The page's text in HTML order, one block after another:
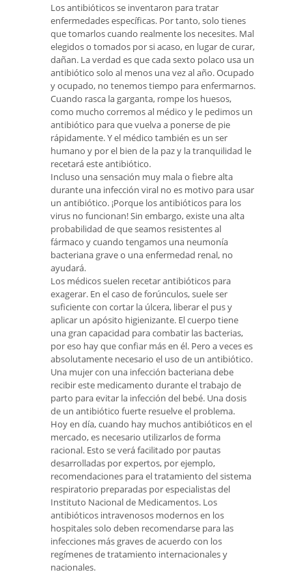
Los antibióticos se inventaron para tratar
enfermedades específicas. Por tanto, solo tienes
que tomarlos cuando realmente los necesites. Mal
elegidos o tomados por si acaso, en lugar de curar,
dañan. La verdad es que cada sexto polaco usa un
antibiótico solo al menos una vez al año. Ocupado
y ocupado, no tenemos tiempo para enfermarnos.
Cuando rasca la garganta, rompe los huesos,
como mucho corremos al médico y le pedimos un
antibiótico para que vuelva a ponerse de pie
rápidamente. Y el médico también es un ser
humano y por el bien de la paz y la tranquilidad le
recetará este antibiótico.
Incluso una sensación muy mala o fiebre alta
durante una infección viral no es motivo para usar
un antibiótico. ¡Porque los antibióticos para los
virus no funcionan! Sin embargo, existe una alta
probabilidad de que seamos resistentes al
fármaco y cuando tengamos una neumonía
bacteriana grave o una enfermedad renal, no
ayudará.
Los médicos suelen recetar antibióticos para
exagerar. En el caso de forúnculos, suele ser
suficiente con cortar la úlcera, liberar el pus y
aplicar un apósito higienizante. El cuerpo tiene
una gran capacidad para combatir las bacterias,
por eso hay que confiar más en él. Pero a veces es
absolutamente necesario el uso de un antibiótico.
Una mujer con una infección bacteriana debe
recibir este medicamento durante el trabajo de
parto para evitar la infección del bebé. Una dosis
de un antibiótico fuerte resuelve el problema.
Hoy en día, cuando hay muchos antibióticos en el
mercado, es necesario utilizarlos de forma
racional. Esto se verá facilitado por pautas
desarrolladas por expertos, por ejemplo,
recomendaciones para el tratamiento del sistema
respiratorio preparadas por especialistas del
Instituto Nacional de Medicamentos. Los
antibióticos intravenosos modernos en los
hospitales solo deben recomendarse para las
infecciones más graves de acuerdo con los
regímenes de tratamiento internacionales y
nacionales.